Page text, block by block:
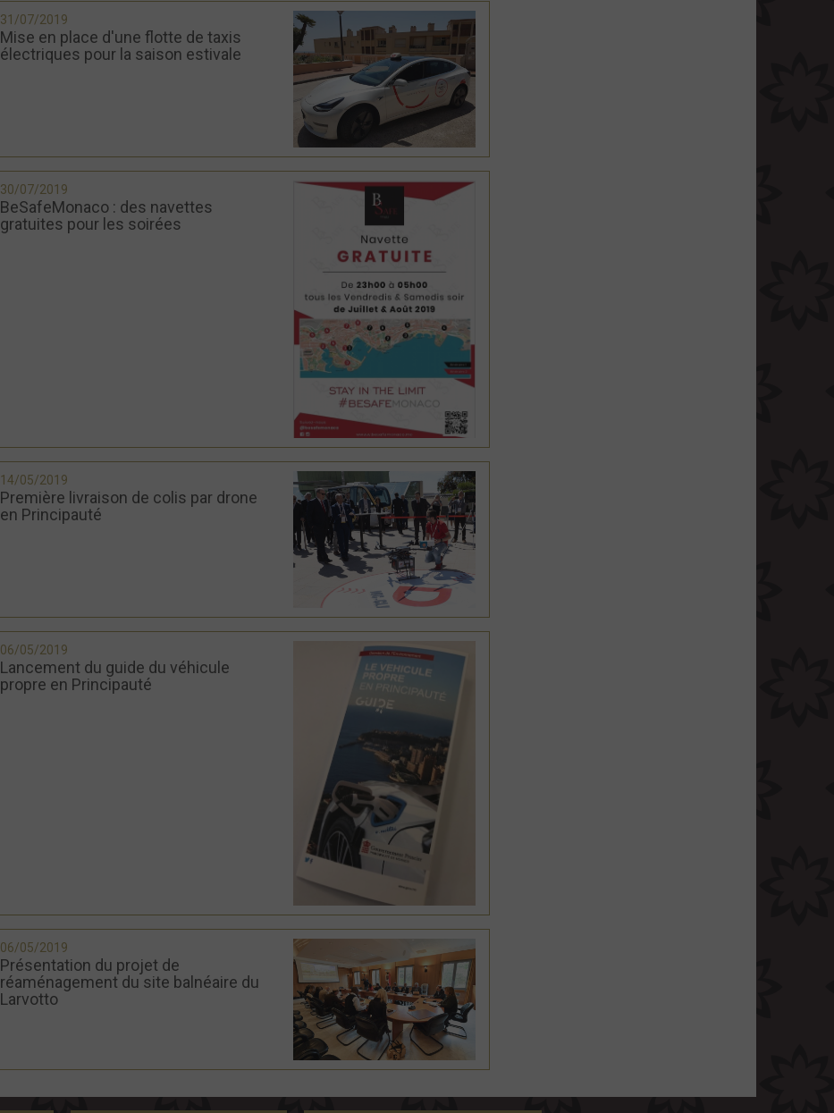
31/07/2019
Mise en place d'une flotte de taxis
électriques pour la saison estivale
30/07/2019
BeSafeMonaco : des navettes
gratuites pour les soirées
14/05/2019
Première livraison de colis par drone
en Principauté
06/05/2019
Lancement du guide du véhicule
propre en Principauté
06/05/2019
Présentation du projet de
réaménagement du site balnéaire du
Larvotto